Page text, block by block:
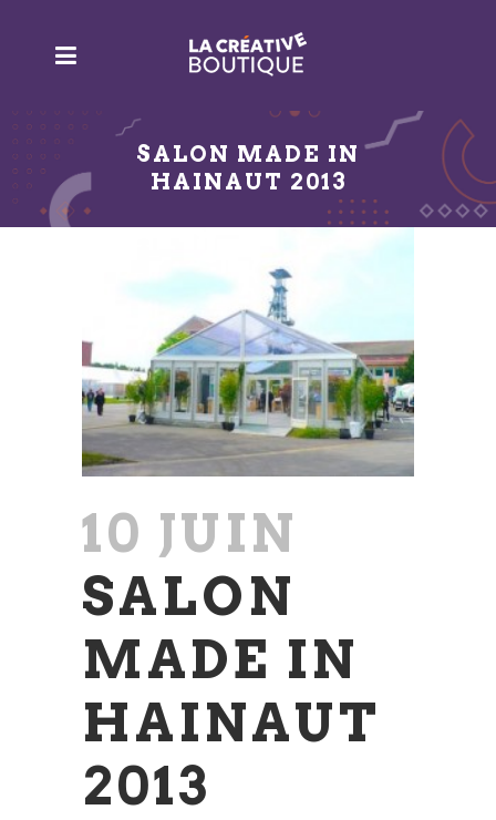
SALON MADE IN
HAINAUT 2013
10 JUIN
SALON
MADE IN
HAINAUT
2013